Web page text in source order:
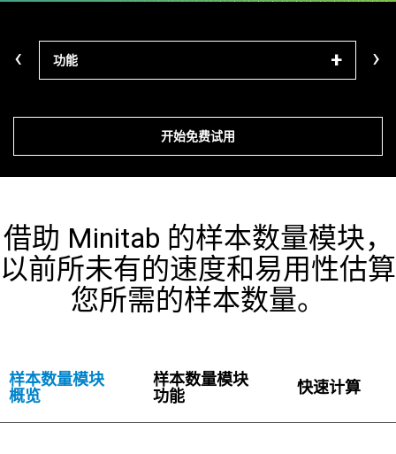
功能 模块
‹ ›
开始免费试用
借助 Minitab 的样本数量模块，
以前所未有的速度和易用性估算
您所需的样本数量。
样本数量模块
概览
样本数量模块
功能
快速计算